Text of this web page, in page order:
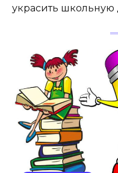
украсить школьную